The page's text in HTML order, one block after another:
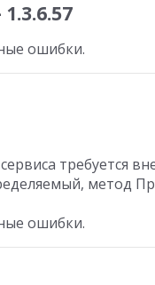
ошибки.
требуется
метод
ошибки.